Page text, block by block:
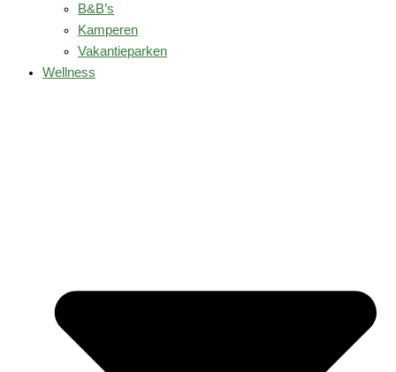
B&B’s
Kamperen
Vakantieparken
Wellness